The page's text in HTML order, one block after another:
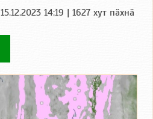
15.12.2023 14:19 | 1627 хут пӑхнӑ